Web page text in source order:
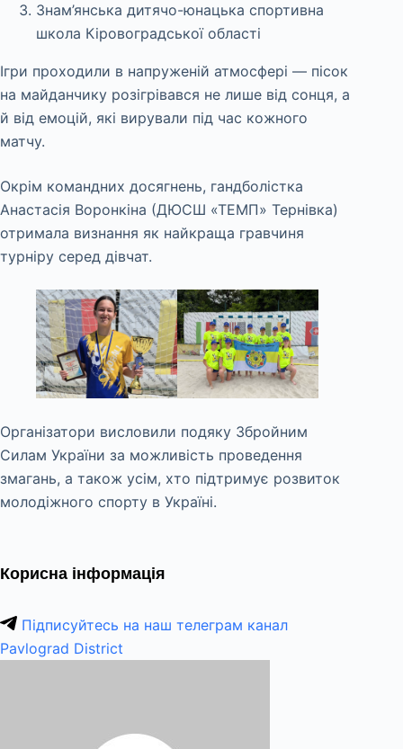
Знам’янська дитячо-юнацька спортивна
школа Кіровоградської області
Ігри проходили в напруженій атмосфері — пісок
на майданчику розігрівався не лише від сонця, а
й від емоцій, які вирували під час кожного
матчу.
Окрім командних досягнень, гандболістка
Анастасія Воронкіна (ДЮСШ «ТЕМП» Тернівка)
отримала визнання як найкраща гравчиня
турніру серед дівчат.
Організатори висловили подяку Збройним
Силам України за можливість проведення
змагань, а також усім, хто підтримує розвиток
молодіжного спорту в Україні.
Корисна інформація
Підписуйтесь на наш телеграм канал
Pavlograd District